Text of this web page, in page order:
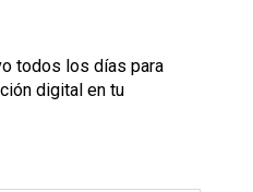
todos los días para
digital en tu